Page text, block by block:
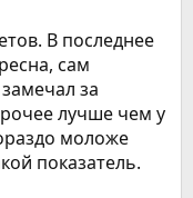
В последнее
сам
за
лучше чем у
моложе
показатель.